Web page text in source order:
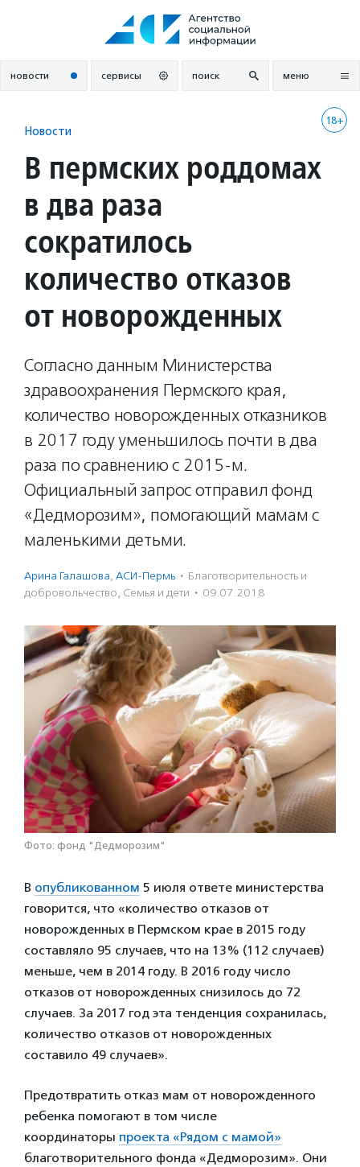
новости сервисы поиск меню
18+
Новости
В пермских роддомах
в два раза
сократилось
количество отказов
от новорожденных
Согласно данным Министерства
здравоохранения Пермского края,
количество новорожденных отказников
в 2017 году уменьшилось почти в два
раза по сравнению с 2015-м.
Официальный запрос отправил фонд
«Дедморозим», помогающий мамам с
маленькими детьми.
Арина Галашова, АСИ-Пермь · Благотвори­тель­ность и
доброволь­чест­во, Семья и дети · 09.07.2018
Фото: фонд "Дедморозим"
В опубликованном 5 июля ответе министерства
говорится, что «количество отказов от
новорожденных в Пермском крае в 2015 году
составляло 95 случаев, что на 13% (112 случаев)
меньше, чем в 2014 году. В 2016 году число
отказов от новорожденных снизилось до 72
случаев. За 2017 год эта тенденция сохранилась,
количество отказов от новорожденных
составило 49 случаев».
Предотвратить отказ мам от новорожденного
ребенка помогают в том числе
координаторы проекта «Рядом с мамой»
благотворительного фонда «Дедморозим». Они